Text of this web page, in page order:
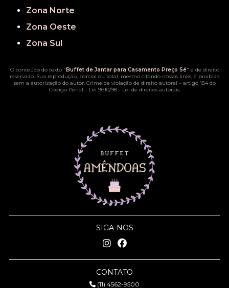
Zona Norte
Zona Oeste
Zona Sul
O conteúdo do texto " Buffet de Jantar para Casamento Preço Sé" é de direito
reservado. Sua reprodução, parcial ou total, mesmo citando nossos links, é proibida
sem a autorização do autor. Crime de violação de direito autoral – artigo 184 do
Código Penal – Lei 9610/98 - Lei de direitos autorais.
SIGA-NOS
CONTATO
(11) 4562-9500